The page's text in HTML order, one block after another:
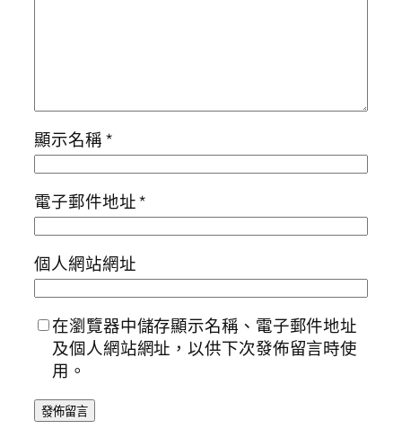
顯示名稱*
電子郵件地址*
個人網站網址
在瀏覽器中儲存顯示名稱、電子郵件地址
及個人網站網址，以供下次發佈留言時使
用。